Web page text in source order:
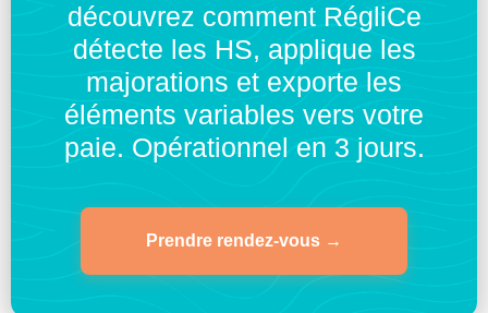
découvrez comment RégliCe
détecte les HS, applique les
majorations et exporte les
éléments variables vers votre
paie. Opérationnel en 3 jours.
Prendre rendez-vous →